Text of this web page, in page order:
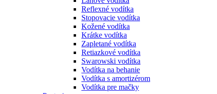
Reflexné vodítka
Stopovacie vodítka
Kožené vodítka
Krátke vodítka
Zapletané vodítka
Retiazkové vodítka
Swarowski vodítka
Vodítka na behanie
Vodítka s amortizérom
Vodítka pre mačky